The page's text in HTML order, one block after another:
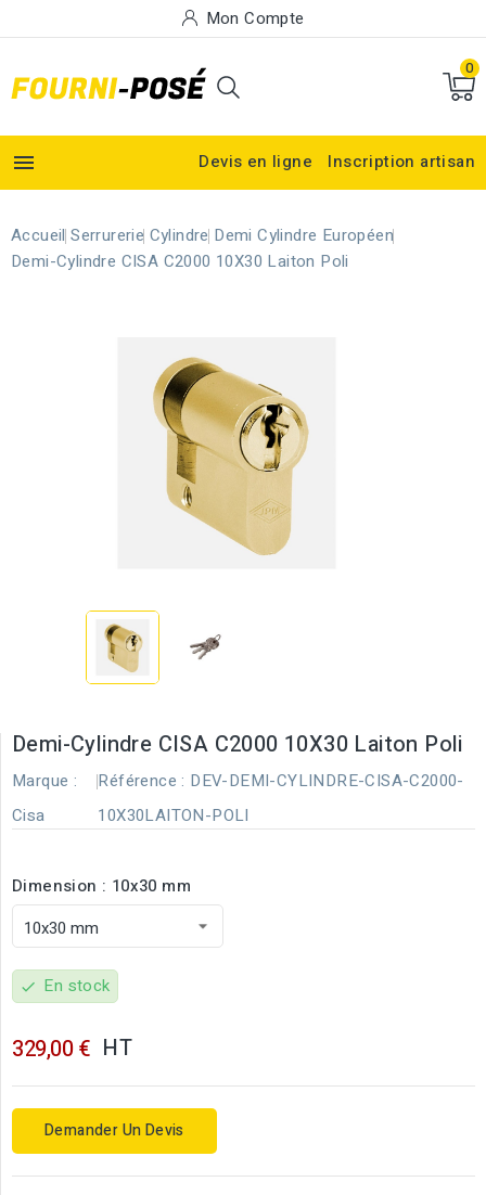
Mon Compte
0
 Devis en ligne Inscription artisan
Accueil Serrurerie Cylindre Demi Cylindre Européen
Demi-Cylindre CISA C2000 10X30 Laiton Poli
Demi-Cylindre CISA C2000 10X30 Laiton Poli
Marque :
Cisa
Référence : DEV-DEMI-CYLINDRE-CISA-C2000-
10X30LAITON-POLI
Dimension : 10x30 mm
check En stock
329,00 € HT
Demander Un Devis